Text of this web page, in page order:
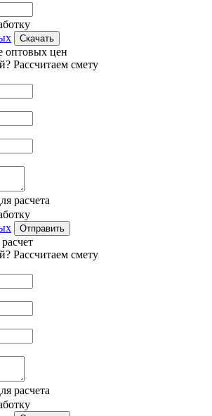
Скачать
оптовых цен
Рассчитаем смету
расчета
Отправить
Рассчитаем смету
расчета